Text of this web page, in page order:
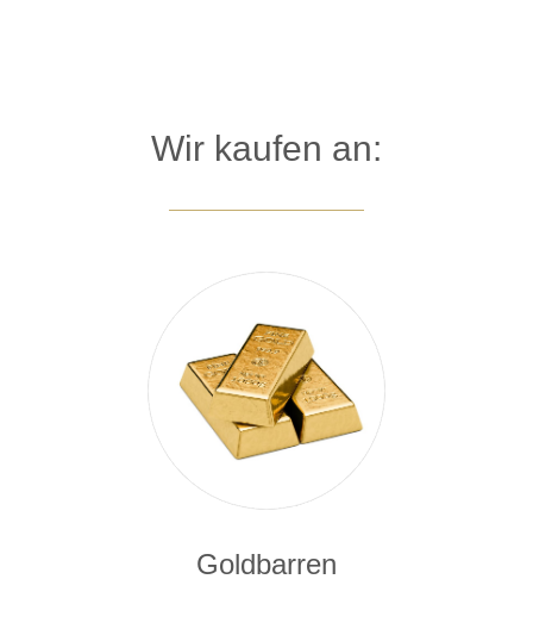
Wir kaufen an:
Goldbarren